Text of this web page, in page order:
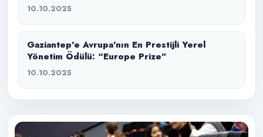
10.10.2025
Gaziantep’e Avrupa’nın En Prestijli Yerel
Yönetim Ödülü: “Europe Prize”
10.10.2025